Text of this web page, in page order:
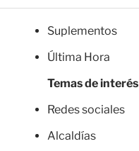
Suplementos
Última Hora
Temas de interés
Redes sociales
Alcaldías